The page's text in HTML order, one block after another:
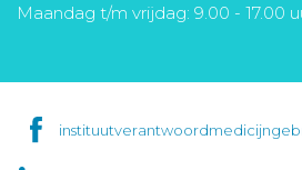
Maandag t/m vrijdag: 9.00 - 17.00